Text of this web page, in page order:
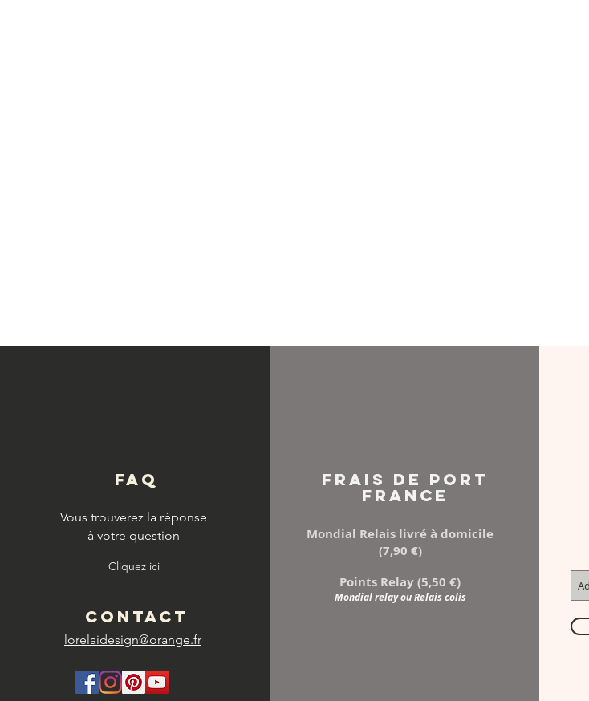
FAQ
Vous trouverez la réponse
à votre question
Cliquez ici
CONTACT
lorelaidesign@orange.fr
FRAIS DE PORT
FRANCE
Mondial Relais livré à domicile
(7,90 €)
Points Relay (5,50 €)
Mondial relay ou Relais colis